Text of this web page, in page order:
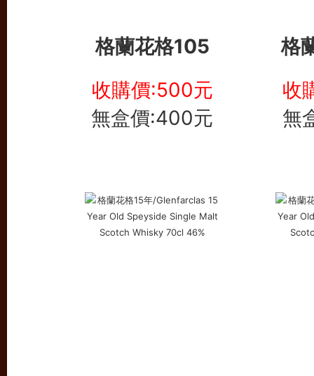
格蘭花格105
格
收購價:500元
無盒價:400元
收
無